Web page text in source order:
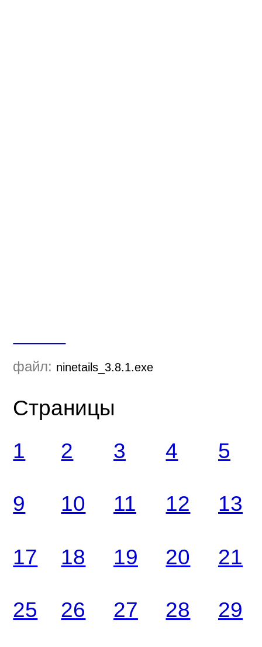
Страницы
файл: ninetails_3.8.1.exe
1 2 3 4 5
9 10 11 12 13
17 18 19 20 21
25 26 27 29
28